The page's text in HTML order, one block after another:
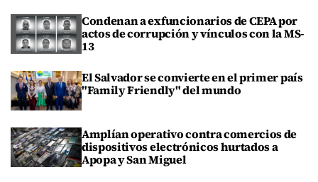
Condenan a exfuncionarios de CEPA por
actos de corrupción y vínculos con la MS-
13
El Salvador se convierte en el primer país
"Family Friendly" del mundo
Amplían operativo contra comercios de
dispositivos electrónicos hurtados a
Apopa y San Miguel